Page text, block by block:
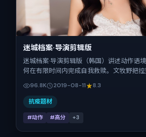
迷城档案·导演剪辑版
迷城档案·导演剪辑版（韩国）讲述动作语
何在有限时间内完成自我救赎。文牧野把控
片定于 2019-08-11 起陆续登陆院线与网络
映，片长138分钟。
96.8K 2019-08-11 8.3
抗疫题材
#动作 #高分 +3